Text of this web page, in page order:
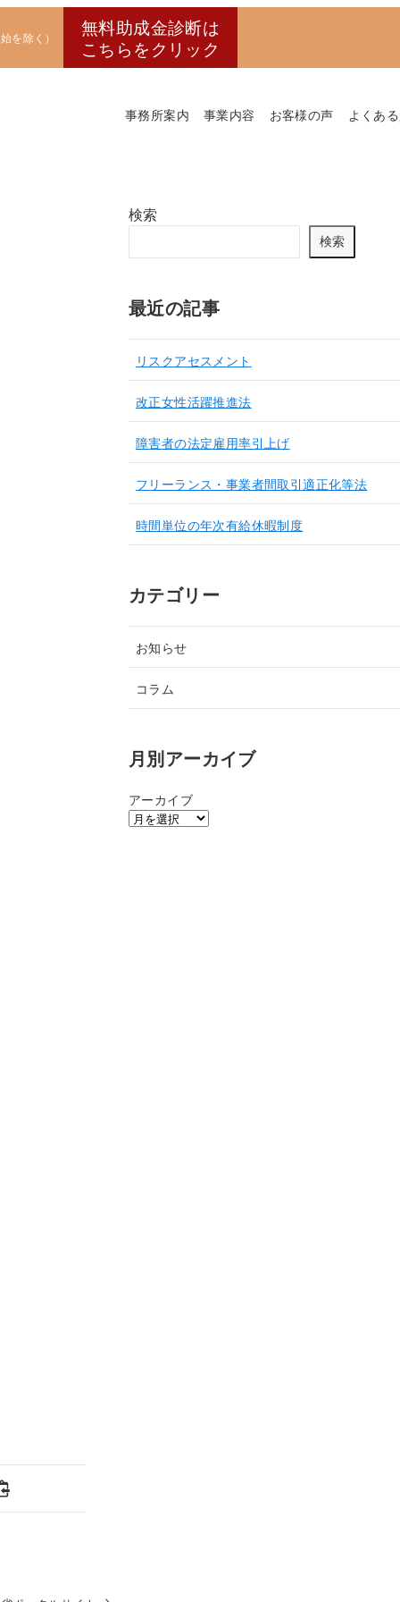
を除く）
無料助成金診断は
こちらをクリック
事務所案内 事業内容 お客様の声 よくあ
検索
検索
最近の記事
リスクアセスメント
改正女性活躍推進法
障害者の法定雇用率引上げ
フリーランス・事業者間取引適正化等法
時間単位の年次有給休暇制度
カテゴリー
お知らせ
コラム
月別アーカイブ
アーカイブ